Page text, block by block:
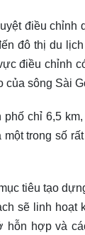
điều chỉnh
đô thị du
điều chỉnh
của sông Sài
phố chỉ 6,5
trong số
tiêu tạo
sẽ linh
hỗn hợp và